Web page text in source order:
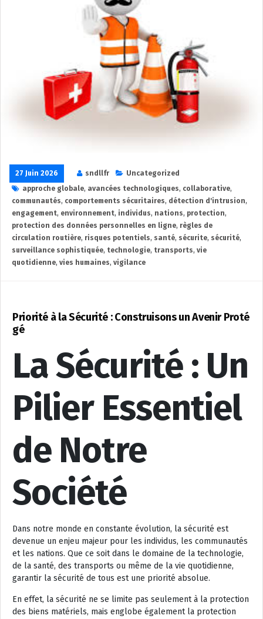
27 Juin 2026 sndllfr
Uncategorized
approche globale, avancées technologiques, collaborative,
communautés, comportements sécuritaires, détection d'intrusion,
engagement, environnement, individus, nations, protection,
protection des données personnelles en ligne, règles de
circulation routière, risques potentiels, santé, sécurite, sécurité,
surveillance sophistiquée, technologie, transports, vie
quotidienne, vies humaines, vigilance
Priorité à la Sécurité : Construisons un Avenir Proté
gé
La Sécurité : Un
Pilier Essentiel
de Notre
Société
Dans notre monde en constante évolution, la sécurité est
devenue un enjeu majeur pour les individus, les communautés
et les nations. Que ce soit dans le domaine de la technologie,
de la santé, des transports ou même de la vie quotidienne,
garantir la sécurité de tous est une priorité absolue.
En effet, la sécurité ne se limite pas seulement à la protection
des biens matériels, mais englobe également la protection